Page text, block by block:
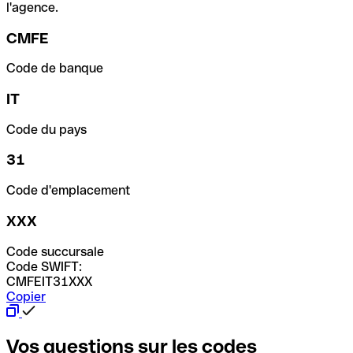
l'agence.
CMFE
Code de banque
IT
Code du pays
31
Code d'emplacement
XXX
Code succursale
Code SWIFT:
CMFEIT31XXX
Copier
Vos questions sur les codes